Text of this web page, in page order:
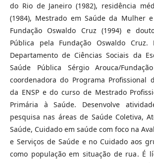
do Rio de Janeiro (1982), residência
(1984), Mestrado em Saúde da Mulher
Fundação Oswaldo Cruz (1994) e
Pública pela Fundação Oswaldo Cruz.
Departamento de Ciências Sociais da
Saúde Pública Sérgio Arouca/
coordenadora do Programa Profissional
da ENSP e do curso de Mestrado
Primária à Saúde. Desenvolve
pesquisa nas áreas de Saúde Coletiva,
Saúde, Cuidado em saúde com foco na
e Serviços de Saúde e no Cuidado aos
como população em situação de rua. É